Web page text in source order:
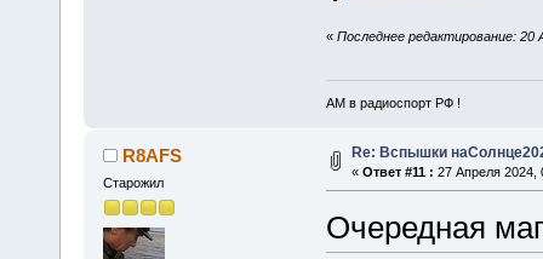
« Последнее редактирование: 20
АМ в радиоспорт РФ !
R8AFS
Старожил
Re: Вспышки
« Ответ #11 : 27 Апреля 2024,
Очередная